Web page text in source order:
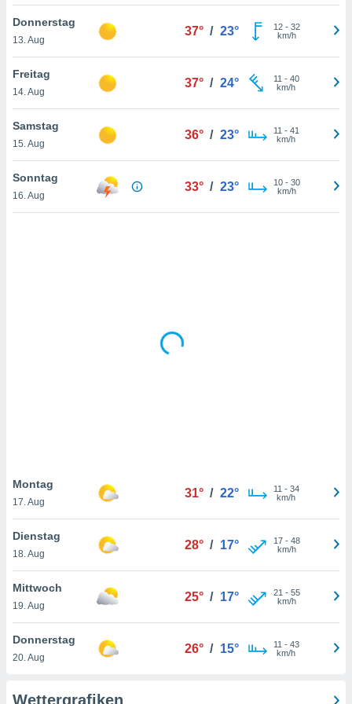
der
weiterhin
nicht
von
und
auf
klicken.
Donnerstag
13. Aug
37° / 23° 12- 32
km/h
Freitag
14. Aug
37° / 24° 11 - 40
km/h
Samstag
15. Aug
36° / 23° 11 - 41
km/h
Sonntag
16. Aug
33° / 23° 10- 30
km/h
Montag
17. Aug
31° / 22° 11 - 34
km/h
Dienstag
18. Aug
28° / 17° 17- 48
km/h
Mittwoch
19. Aug
25° / 17° 21 - 55
km/h
Donnerstag
20. Aug
26° / 15° 11 - 43
km/h
Wettergrafiken